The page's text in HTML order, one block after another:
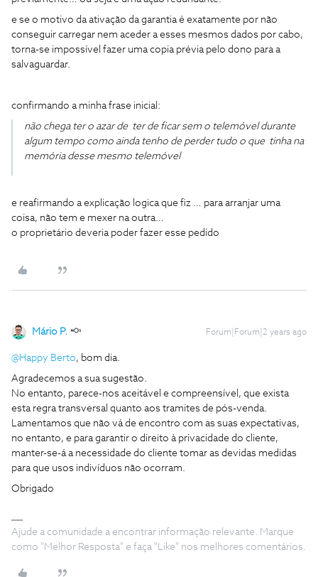
e se o motivo da ativação da garantia é exatamente por não
conseguir carregar nem aceder a esses mesmos dados por cabo,
torna-se impossível fazer uma copia prévia pelo dono para a
salvaguardar.
confirmando a minha frase inicial:
não chega ter o azar de ter de ficar sem o telemóvel durante
algum tempo como ainda tenho de perder tudo o que tinha na
memória desse mesmo telemóvel
e reafirmando a explicação logica que fiz … para arranjar uma
coisa, não tem e mexer na outra…
o proprietário deveria poder fazer esse pedido
Mário P. Forum|Forum|2 years ago
@Happy Berto, bom dia.
Agradecemos a sua sugestão.
No entanto, parece-nos aceitável e compreensível, que exista
esta regra transversal quanto aos tramites de pós-venda.
Lamentamos que não vá de encontro com as suas expectativas,
no entanto, e para garantir o direito à privacidade do cliente,
manter-se-á a necessidade do cliente tomar as devidas medidas
para que usos indivíduos não ocorram.
Obrigado
Ajude a comunidade a encontrar informação relevante. Marque
como "Melhor Resposta" e faça "Like" nos melhores comentários.